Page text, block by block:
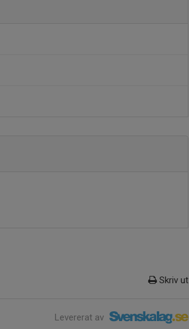
Skriv ut
Levererat av